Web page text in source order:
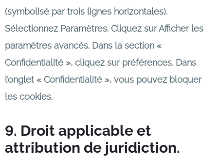
(symbolisé par trois lignes horizontales).
Sélectionnez Paramètres. Cliquez sur Afficher les
paramètres avancés. Dans la section «
Confidentialité », cliquez sur préférences. Dans
l’onglet « Confidentialité », vous pouvez bloquer
les cookies.
9. Droit applicable et
attribution de juridiction.